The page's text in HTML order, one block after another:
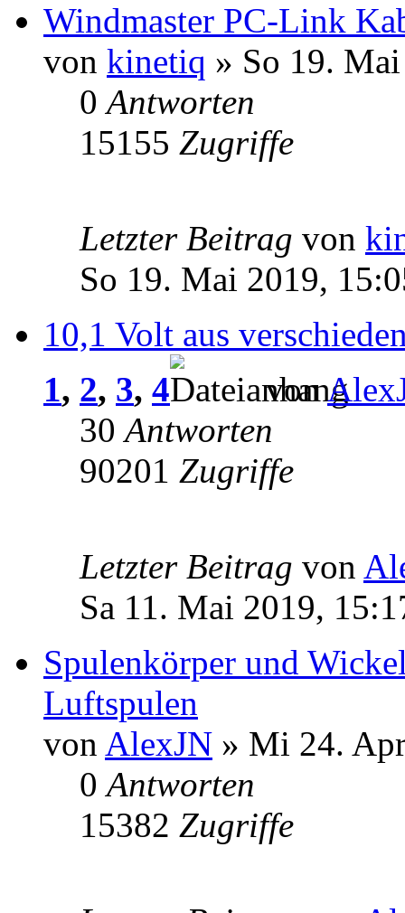
Windmaster PC-Link
von kinetiq » So 19.
0Antworten
15155 Zugriffe
Letzter Beitrag von
So 19. Mai 2019,
10,1 Volt aus
1, 2, 3, 4 von
30Antworten
90201 Zugriffe
Letzter Beitrag von
Sa 11. Mai 2019,
Spulenkörper und
Luftspulen
von AlexJN » Mi 24.
0Antworten
15382 Zugriffe